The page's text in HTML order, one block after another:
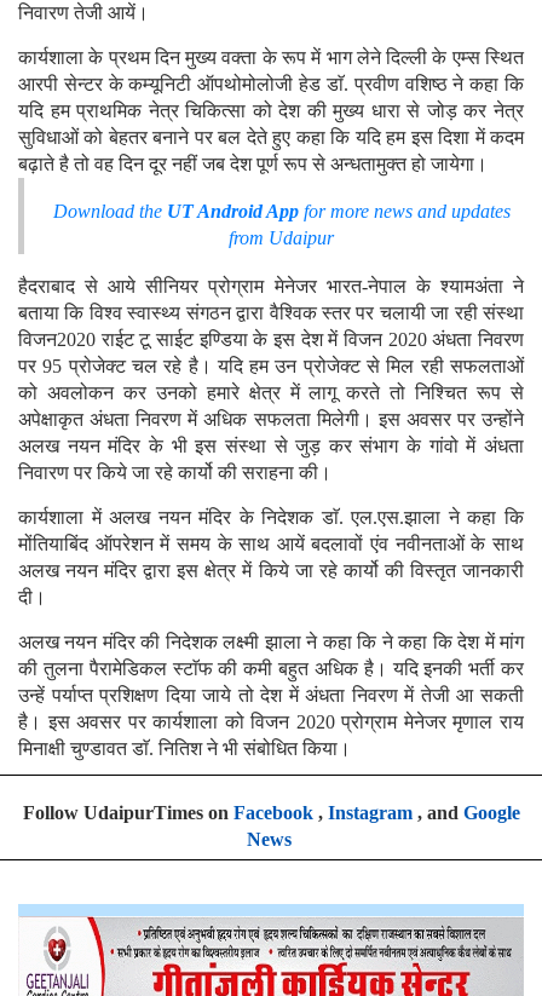
निवारण तेजी आयें।
कार्यशाला के प्रथम दिन मुख्य वक्ता के रूप में भाग लेने दिल्ली के एम्स स्थित
आरपी सेन्टर के कम्यूनिटी ऑपथोमोलोजी हेड डाॅ. प्रवीण वशिष्ठ ने कहा कि
यदि हम प्राथमिक नेत्र चिकित्सा को देश की मुख्य धारा से जोड़ कर नेत्र
सुविधाओं को बेहतर बनाने पर बल देते हुए कहा कि यदि हम इस दिशा में कदम
बढ़ाते है तो वह दिन दूर नहीं जब देश पूर्ण रूप से अन्धतामुक्त हो जायेगा।
Download the UT Android Appfor more news and updates
from Udaipur
हैदराबाद से आये सीनियर प्रोग्राम मेनेजर भारत-नेपाल के श्यामअंता ने
बताया कि विश्व स्वास्थ्य संगठन द्वारा वैश्विक स्तर पर चलायी जा रही संस्था
विजन2020 राईट टू साईट इण्डिया के इस देश में विजन 2020 अंधता निवरण
पर 95 प्रोजेक्ट चल रहे है। यदि हम उन प्रोजेक्ट से मिल रही सफलताओं
को अवलोकन कर उनको हमारे क्षेत्र में लागू करते तो निश्चित रूप से
अपेक्षाकृत अंधता निवरण में अधिक सफलता मिलेगी। इस अवसर पर उन्होंने
अलख नयन मंदिर के भी इस संस्था से जुड़ कर संभाग के गांवो में अंधता
निवारण पर किये जा रहे कार्यो की सराहना की।
कार्यशाला में अलख नयन मंदिर के निदेशक डाॅ. एल.एस.झाला ने कहा कि
मोंतियाबिंद ऑपरेशन में समय के साथ आयें बदलावों एंव नवीनताओं के साथ
अलख नयन मंदिर द्वारा इस क्षेत्र में किये जा रहे कार्यो की विस्तृत जानकारी
दी।
अलख नयन मंदिर की निदेशक लक्ष्मी झाला ने कहा कि ने कहा कि देश में मांग
की तुलना पैरामेडिकल स्टाॅफ की कमी बहुत अधिक है। यदि इनकी भर्ती कर
उन्हें पर्याप्त प्रशिक्षण दिया जाये तो देश में अंधता निवरण में तेजी आ सकती
है। इस अवसर पर कार्यशाला को विजन 2020 प्रोग्राम मेनेजर मृणाल राय
मिनाक्षी चुण्डावत डाॅ. नितिश ने भी संबोधित किया।
Follow UdaipurTimes on Facebook, Instagram, and Google
News